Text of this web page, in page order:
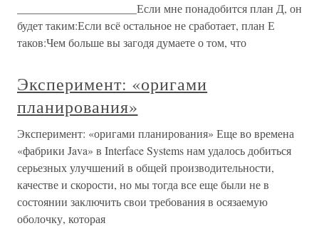
_____________________Если мне понадобится план Д, он
будет таким:Если всё остальное не сработает, план Е
таков:Чем больше вы загодя думаете о том, что
Эксперимент: «оригами
планирования»
Эксперимент: «оригами планирования» Еще во времена
«фабрики Java» в Interface Systems нам удалось добиться
серьезных улучшений в общей производительности,
качестве и скорости, но мы тогда все еще были не в
состоянии заключить свои требования в осязаемую
оболочку, которая